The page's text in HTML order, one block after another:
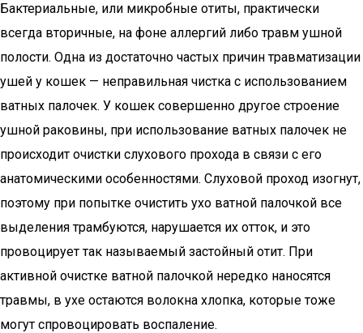
Бактериальные, или микробные отиты, практически
всегда вторичные, на фоне аллергий либо травм ушной
полости. Одна из достаточно частых причин травматизации
ушей у кошек — неправильная чистка с использованием
ватных палочек. У кошек совершенно другое строение
ушной раковины, при использование ватных палочек не
происходит очистки слухового прохода в связи с его
анатомическими особенностями. Слуховой проход изогнут,
поэтому при попытке очистить ухо ватной палочкой все
выделения трамбуются, нарушается их отток, и это
провоцирует так называемый застойный отит. При
активной очистке ватной палочкой нередко наносятся
травмы, в ухе остаются волокна хлопка, которые тоже
могут спровоцировать воспаление.